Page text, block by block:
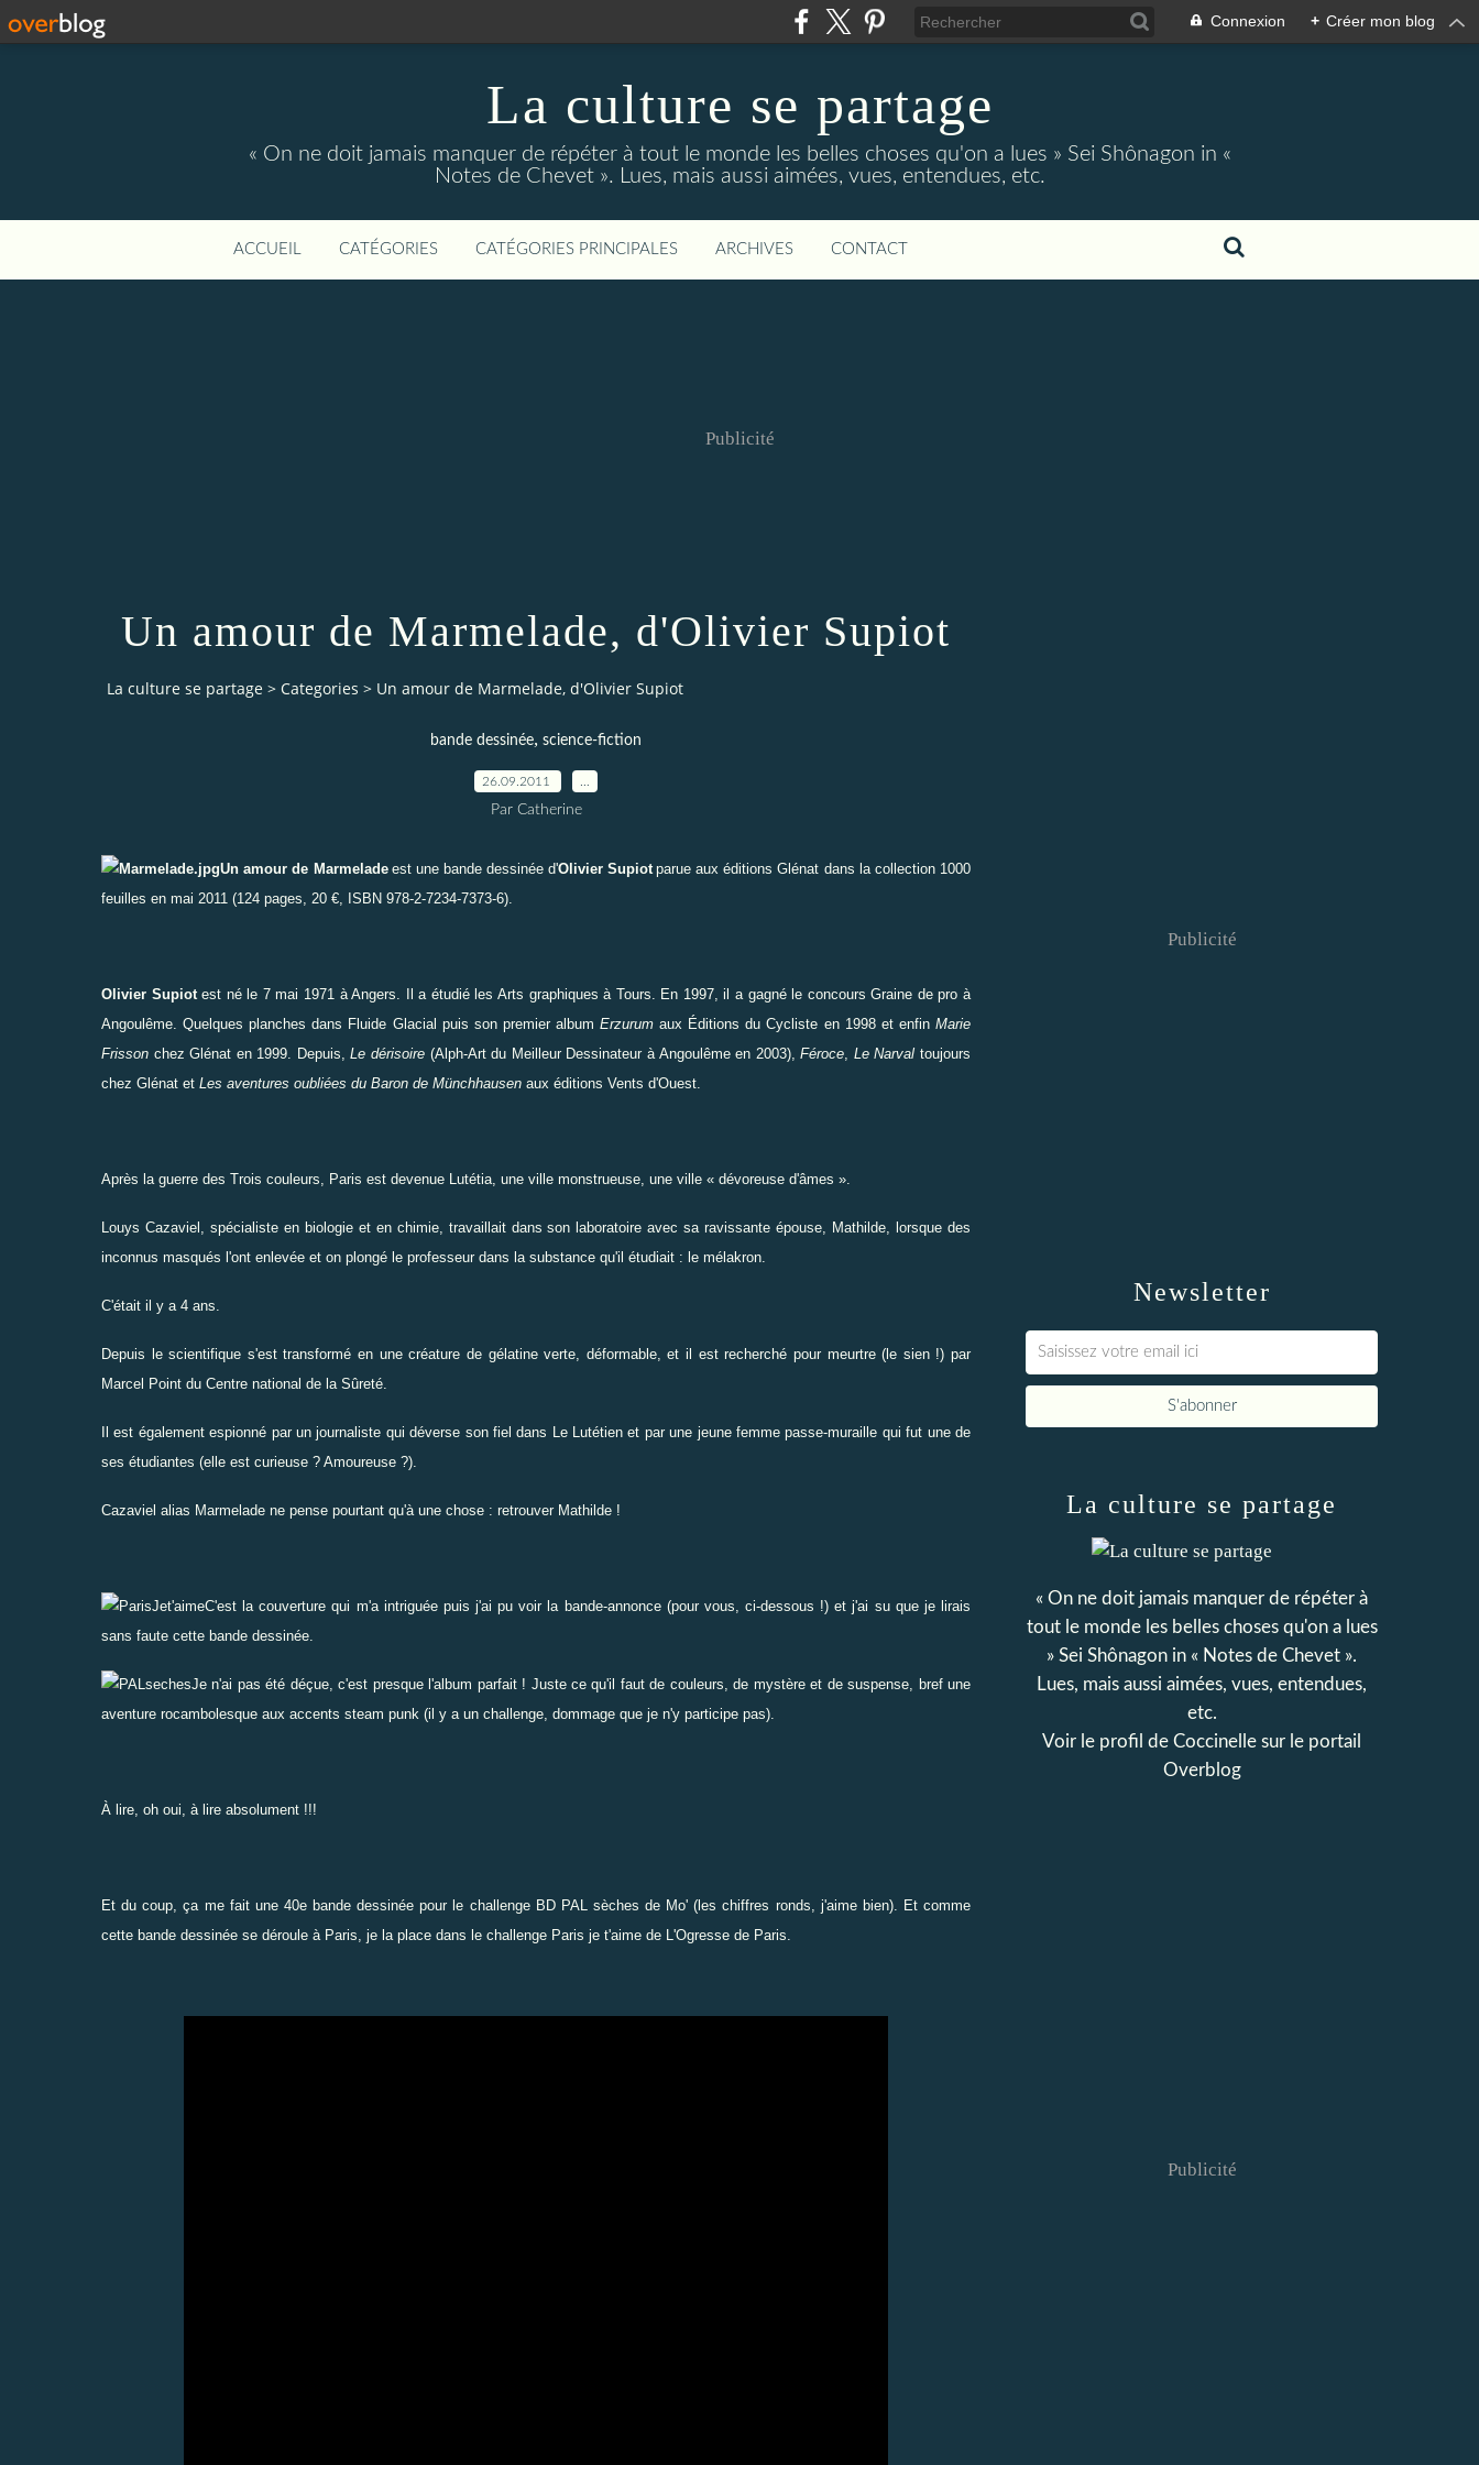
Connexion + Créer mon blog
La culture se partage
« On ne doit jamais manquer de répéter à tout le monde les belles choses qu'on a lues » Sei Shônagon in «
Notes de Chevet ». Lues, mais aussi aimées, vues, entendues, etc.
ACCUEIL CATÉGORIES CATÉGORIES PRINCIPALES ARCHIVES CONTACT
Publicité
Un amour de Marmelade, d'Olivier Supiot
La culture se partage > Categories > Un amour de Marmelade, d'Olivier Supiot
bande dessinée, science-fiction
26.09.2011
Par Catherine
Un amour de Marmelade est une bande dessinée d'Olivier Supiot parue aux éditionsGlénat dans la collection 1000
feuilles en mai 2011 (124 pages, 20 €, ISBN 978-2-7234-7373-6).
Olivier Supiotest né le 7 mai 1971 à Angers. Il a étudié les Arts graphiques à Tours. En 1997, il a gagné le concours Graine de pro à
Angoulême. Quelques planches dans Fluide Glacial puis son premier albumErzurum aux Éditions du Cycliste en 1998 et enfinMarie
Frisson chez Glénat en 1999. Depuis,Le dérisoire (Alph-Art du Meilleur Dessinateur à Angoulême en 2003),Féroce Le Narval toujours
chez Glénat et Les aventures oubliées du Baron de Münchhausen aux éditions Vents d'Ouest.
Après la guerre des Trois couleurs, Paris est devenue Lutétia, une ville monstrueuse, une ville « dévoreuse d'âmes ».
Louys Cazaviel, spécialiste en biologie et en chimie, travaillait dans son laboratoire avec sa ravissante épouse, Mathilde, lorsque des
inconnus masqués l'ont enlevée et on plongé le professeur dans la substance qu'il étudiait : le mélakron.
C'était il y a 4 ans.
Depuis le scientifique s'est transformé en une créature de gélatine verte, déformable, et il est recherché pour meurtre (le sien !) par
Marcel Point du Centre national de la Sûreté.
Il est également espionné par un journaliste qui déverse son fiel dans Le Lutétien et par une jeune femme passe-muraille qui fut une de
ses étudiantes (elle est curieuse ? Amoureuse ?).
Cazaviel alias Marmelade ne pense pourtant qu'à une chose : retrouver Mathilde !
C'est la couverture qui m'a intriguée puis j'ai pu voir la bande-annonce (pour vous, ci-dessous !) et j'ai su que je lirais
sans faute cette bande dessinée.
Je n'ai pas été déçue, c'est presque l'album parfait ! Juste ce qu'il faut de couleurs, de mystère et de suspense, bref une
aventure rocambolesque aux accents steam punk (il y a un challenge , dommage que je n'y participe pas).
À lire, oh oui, à lire absolument !!!
Et du coup, ça me fait une 40e bande dessinée pour le challenge BD PAL sèches de Mo' (les chiffres ronds, j'aime bien). Et comme
cette bande dessinée se déroule à Paris, je la place dans le challenge Paris je t'aime de L'Ogresse de Paris.
Newsletter
Publicité
La culture se partage
« On ne doit jamais manquer de répéter à
tout le monde les belles choses qu'on a lues
» Sei Shônagon in « Notes de Chevet ».
Lues, mais aussi aimées, vues, entendues,
etc.
Voir le profil de Coccinelle sur le portail
Overblog
Publicité